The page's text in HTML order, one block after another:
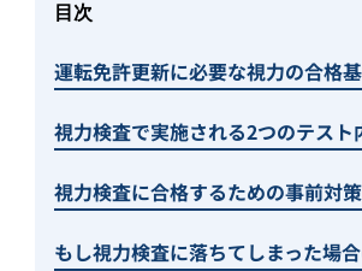
目次
運転免許更新に必要な視力の合格
視力検査で実施される2つのテスト
視力検査に合格するための事前対策
もし視力検査に落ちてしまった場